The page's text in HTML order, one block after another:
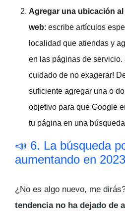
Agregar una ubicación
web: escribe artículos
localidad que atiendas y
en las páginas de servicio.
cuidado de no exagerar!
suficiente agregar una o
objetivo para que Google
tu página en una
📣 6. La búsqueda
aumentando en 2023
¿No es algo nuevo, me
tendencia no ha dejado de